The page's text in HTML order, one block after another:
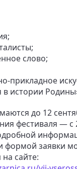
слово;
прикладное
истории
до 12
фестиваля — с
формой заявки
сайте: